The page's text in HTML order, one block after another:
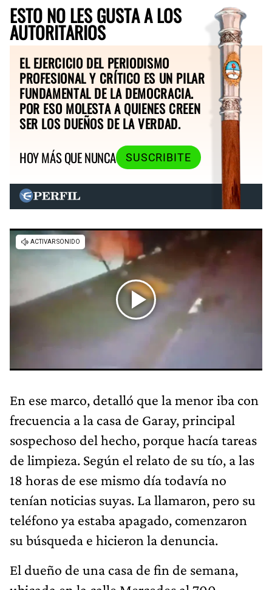
ESTO NO LES GUSTA A LOS
AUTORITARIOS
EL EJERCICIO DEL PERIODISMO
PROFESIONAL Y CRÍTICO ES UN PILAR
FUNDAMENTAL DE LA DEMOCRACIA.
POR ESO MOLESTA A QUIENES CREEN
SER LOS DUEÑOS DE LA VERDAD.
HOY MÁS QUE NUNCA
SUSCRIBITE
En ese marco, detalló que la menor iba con
frecuencia a la casa de Garay, principal
sospechoso del hecho, porque hacía tareas
de limpieza. Según el relato de su tío, a las
18 horas de ese mismo día todavía no
tenían noticias suyas. La llamaron, pero su
teléfono ya estaba apagado, comenzaron
su búsqueda e hicieron la denuncia.
El dueño de una casa de fin de semana,